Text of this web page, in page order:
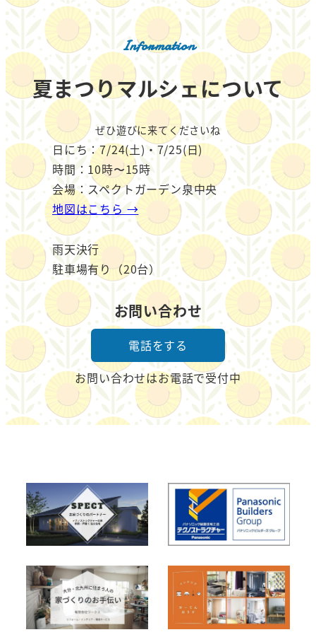
Information
夏まつりマルシェについて
ぜひ遊びに来てくださいね
日にち：7/24(土)・7/25(日)
時間：10時〜15時
会場：スペクトガーデン泉中央
地図はこちら →
雨天決行
駐車場有り（20台）
お問い合わせ
電話をする
お問い合わせはお電話で受付中